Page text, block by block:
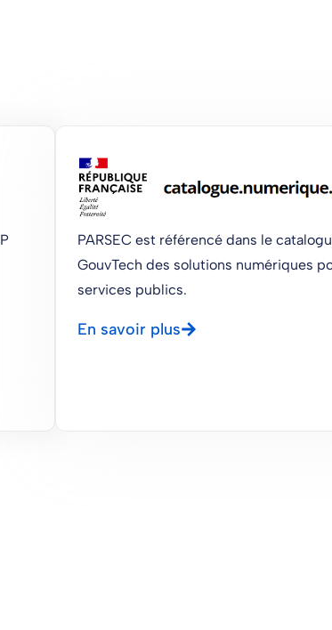
PARSEC est référencé dans le
GouvTech des solutions numériques
services publics.
En savoir plus